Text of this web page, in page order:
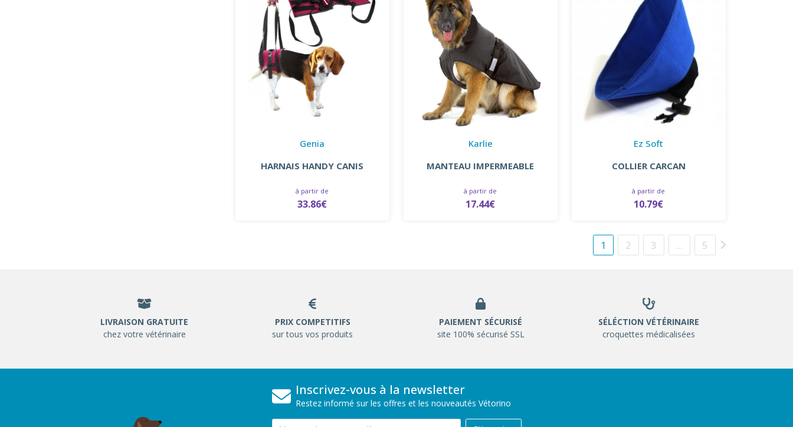
Genia
HARNAIS HANDY CANIS
à partir de
33.86€
Karlie
MANTEAU IMPERMEABLE
à partir de
17.44€
Ez Soft
COLLIER CARCAN
à partir de
10.79€
1 2 3 … 5
LIVRAISON GRATUITE
chez votre vétérinaire
PRIX COMPETITIFS
sur tous vos produits
PAIEMENT SÉCURISÉ
site 100% sécurisé SSL
SÉLÉCTION VÉTÉRINAIRE
croquettes médicalisées
Inscrivez-vous à la newsletter
Restez informé sur les offres et les nouveautés Vétorino